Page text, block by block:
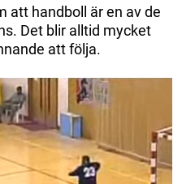
att handboll är en av de
Det blir alltid mycket
att följa.